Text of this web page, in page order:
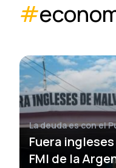
#
La deuda es con el
Fuera
FMI de la